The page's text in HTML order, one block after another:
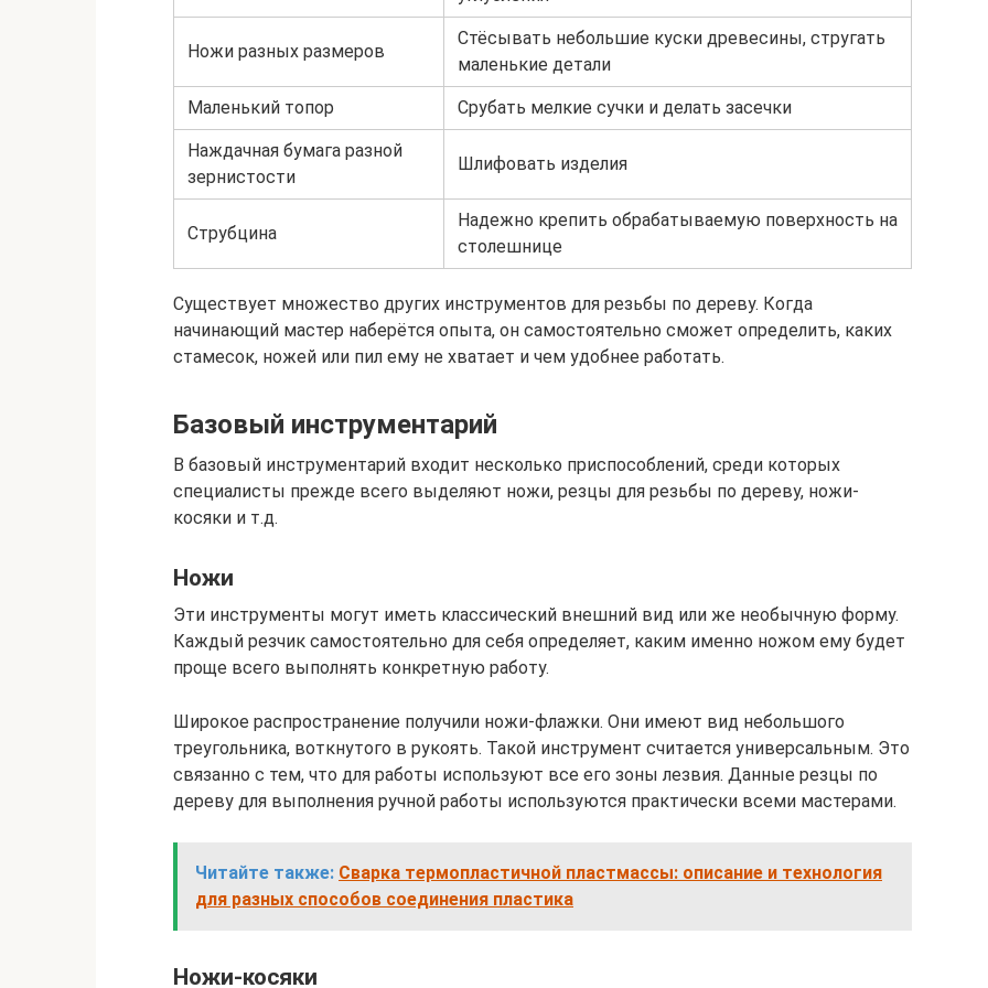
Ножи разных размеров
Стёсывать небольшие куски древесины, стругать
маленькие детали
Маленький топор Срубать мелкие сучки и делать засечки
Наждачная бумага разной
зернистости
Шлифовать изделия
Струбцина
Надежно крепить обрабатываемую поверхность на
столешнице
Существует множество других инструментов для резьбы по дереву. Когда
начинающий мастер наберётся опыта, он самостоятельно сможет определить, каких
стамесок, ножей или пил ему не хватает и чем удобнее работать.
Базовый инструментарий
В базовый инструментарий входит несколько приспособлений, среди которых
специалисты прежде всего выделяют ножи, резцы для резьбы по дереву, ножи-
косяки и т.д.
Ножи
Эти инструменты могут иметь классический внешний вид или же необычную форму.
Каждый резчик самостоятельно для себя определяет, каким именно ножом ему будет
проще всего выполнять конкретную работу.
Широкое распространение получили ножи-флажки. Они имеют вид небольшого
треугольника, воткнутого в рукоять. Такой инструмент считается универсальным. Это
связанно с тем, что для работы используют все его зоны лезвия. Данные резцы по
дереву для выполнения ручной работы используются практически всеми мастерами.
Читайте также: Сварка термопластичной пластмассы: описание и технология
для разных способов соединения пластика
Ножи-косяки